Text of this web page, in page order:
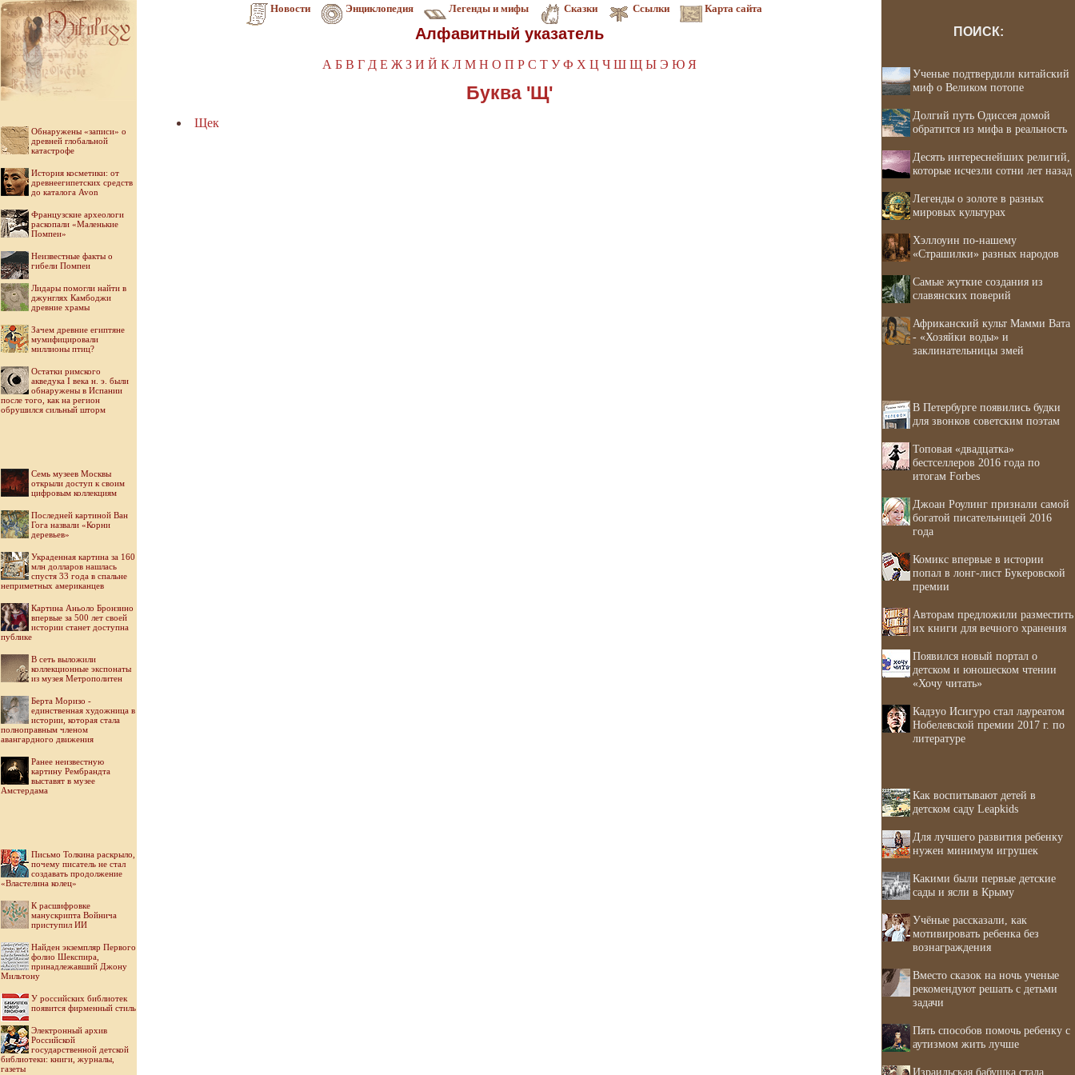
Новости Энциклопедия Легенды и мифы Сказки Ссылки Карта сайта
Обнаружены «записи» о
древней глобальной
катастрофе
История косметики: от
древнеегипетских средств
до каталога Avon
Французские археологи
раскопали «Маленькие
Помпеи»
Неизвестные факты о
гибели Помпеи
Лидары помогли найти в
джунглях Камбоджи
древние храмы
Зачем древние египтяне
мумифицировали
миллионы птиц?
Остатки римского
акведука I века н. э. были
обнаружены в Испании
после того, как на регион
обрушился сильный шторм
Семь музеев Москвы
открыли доступ к своим
цифровым коллекциям
Последней картиной Ван
Гога назвали «Корни
деревьев»
Украденная картина за 160
млн долларов нашлась
спустя 33 года в спальне
неприметных американцев
Картина Аньоло Бронзино
впервые за 500 лет своей
истории станет доступна
публике
В сеть выложили
коллекционные экспонаты
из музея Метрополитен
Берта Моризо -
единственная художница в
истории, которая стала
полноправным членом
авангардного движения
Ранее неизвестную
картину Рембрандта
выставят в музее
Амстердама
Письмо Толкина раскрыло,
почему писатель не стал
создавать продолжение
«Властелина колец»
К расшифровке
манускрипта Войнича
приступил ИИ
Найден экземпляр Первого
фолио Шекспира,
принадлежавший Джону
Мильтону
У российских библиотек
появится фирменный стиль
Электронный архив
Российской
государственной детской
библиотеки: книги, журналы,
газеты
Алфавитный указатель
А Б В Г Д Е Ж З И Й К Л М Н О П Р С Т У Ф Х Ц Ч Ш Щ Ы Э Ю Я
Буква 'Щ'
Щек
ПОИСК:
Ученые подтвердили китайский
миф о Великом потопе
Долгий путь Одиссея домой
обратится из мифа в реальность
Десять интереснейших религий,
которые исчезли сотни лет назад
Легенды о золоте в разных
мировых культурах
Хэллоуин по-нашему
«Страшилки» разных народов
Самые жуткие создания из
славянских поверий
Африканский культ Мамми Вата
- «Хозяйки воды» и
заклинательницы змей
В Петербурге появились будки
для звонков советским поэтам
Топовая «двадцатка»
бестселлеров 2016 года по
итогам Forbes
Джоан Роулинг признали самой
богатой писательницей 2016
года
Комикс впервые в истории
попал в лонг-лист Букеровской
премии
Авторам предложили разместить
их книги для вечного хранения
Появился новый портал о
детском и юношеском чтении
«Хочу читать»
Кадзуо Исигуро стал лауреатом
Нобелевской премии 2017 г. по
литературе
Как воспитывают детей в
детском саду Leapkids
Для лучшего развития ребенку
нужен минимум игрушек
Какими были первые детские
сады и ясли в Крыму
Учёные рассказали, как
мотивировать ребенка без
вознаграждения
Вместо сказок на ночь ученые
рекомендуют решать с детьми
задачи
Пять способов помочь ребенку с
аутизмом жить лучше
Израильская бабушка стала